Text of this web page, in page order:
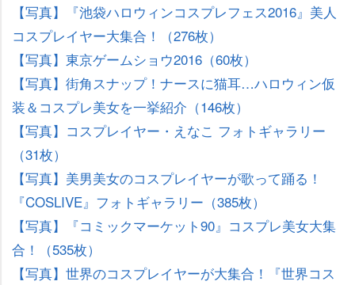
【写真】『池袋ハロウィンコスプレフェス2016』美人
コスプレイヤー大集合！（276枚）
【写真】東京ゲームショウ2016（60枚）
【写真】街角スナップ！ナースに猫耳…ハロウィン仮
装＆コスプレ美女を一挙紹介（146枚）
【写真】コスプレイヤー・えなこ フォトギャラリー
（31枚）
【写真】美男美女のコスプレイヤーが歌って踊る！
『COSLIVE』フォトギャラリー（385枚）
【写真】『コミックマーケット90』コスプレ美女大集
合！（535枚）
【写真】世界のコスプレイヤーが大集合！『世界コス